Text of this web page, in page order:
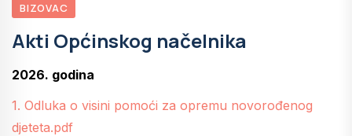
BIZOVAC
Akti Općinskog načelnika
2026. godina
1. Odluka o visini pomoći za opremu novorođenog
djeteta.pdf